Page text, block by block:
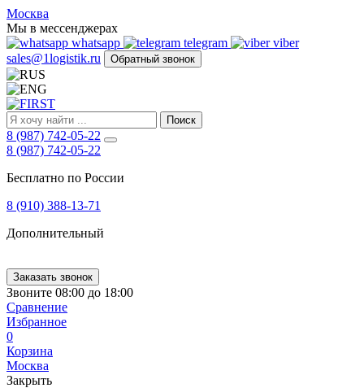
FIRST
Адрес
и
телефон:
Москва,
Алтуфьевское
ш.
д.
48,
корпус
2,
офис
127549
Россия
250-
21-
51,
E-
mail:
sales@1Logistik.ru
Москва
Мы в мессенджерах
whatsapp
telegram
viber
sales@1logistik.ru
Обратный звонок
Поиск
8 (987) 742-05-22
8 (987) 742-05-22
Бесплатно по России
8 (910) 388-13-71
Дополнительный
Заказать звонок
Звоните 08:00 до 18:00
Сравнение
Избранное
0
Корзина
Москва
Закрыть